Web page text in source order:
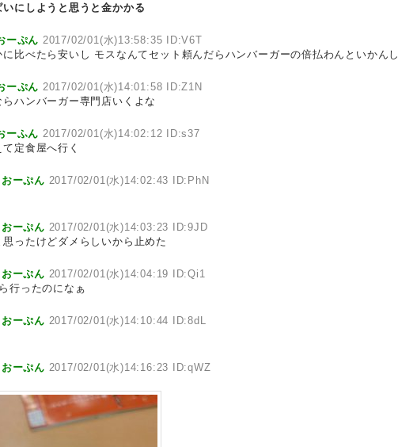
にしようと思うと金かかる
ーぷん 2017/02/01(水)13:58:35 ID:V6T
に比べたら安いし モスなんてセット頼んだらハンバーガーの倍払わんといかんし
ーぷん 2017/02/01(水)14:01:58 ID:Z1N
ハンバーガー専門店いくよな
ーふん 2017/02/01(水)14:02:12 ID:s37
定食屋へ行く
ーぷん 2017/02/01(水)14:02:43 ID:PhN
ーぷん 2017/02/01(水)14:03:23 ID:9JD
ったけどダメらしいから止めた
ーぷん 2017/02/01(水)14:04:19 ID:Qi1
行ったのになぁ
ーぷん 2017/02/01(水)14:10:44 ID:8dL
ーぷん 2017/02/01(水)14:16:23 ID:qWZ